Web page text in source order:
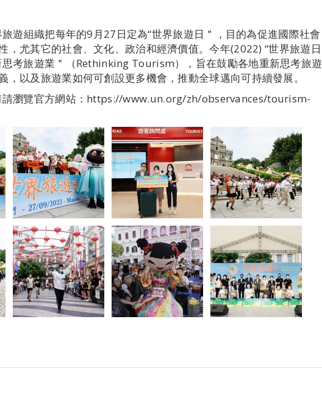
遊組織把每年的9月27日定為“世界旅遊日＂，目的為促進國際社會
，尤其它的社會、文化、政治和經濟價值。今年(2022) “世界旅遊日
思考旅遊業＂（Rethinking Tourism），旨在鼓勵各地重新思考旅遊
，以及旅遊業如何可創設更多機會，推動全球邁向可持續發展。
請瀏覽官方網站：https://www.un.org/zh/observances/tourism-